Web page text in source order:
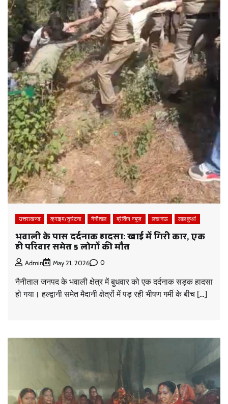
उत्तराखण्ड क्राइम/दुर्घटना नैनीताल ब्रेकिंग न्यूज़ लखनऊ लालकुआं
भवाली के पास दर्दनाक हादसा: खाई में गिरी कार, एक
ही परिवार समेत 5 लोगों की मौत
Admin May 21, 2026 0
नैनीताल जनपद के भवाली क्षेत्र में बुधवार को एक दर्दनाक सड़क हादसा
हो गया। हल्द्वानी समेत मैदानी क्षेत्रों में पड़ रही भीषण गर्मी के बीच […]